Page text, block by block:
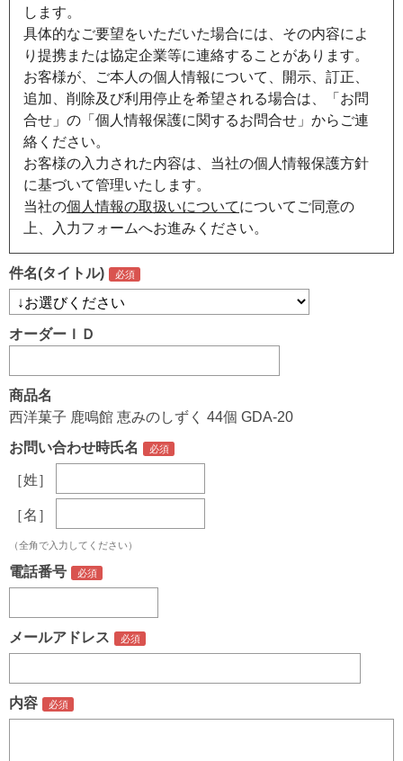
します。
具体的なご要望をいただいた場合には、その内容によ
り提携または協定企業等に連絡することがあります。
お客様が、ご本人の個人情報について、開示、訂正、
追加、削除及び利用停止を希望される場合は、「お問
合せ」の「個人情報保護に関するお問合せ」からご連
絡ください。
お客様の入力された内容は、当社の個人情報保護方針
に基づいて管理いたします。
当社の個人情報の取扱いについてについてご同意の
上、入力フォームへお進みください。
件名(タイトル)
オーダーＩＤ
商品名
西洋菓子 鹿鳴館 恵みのしずく 44個 GDA-20
お問い合わせ時氏名
［姓］
［名］
（全角で入力してください）
電話番号
メールアドレス
内容